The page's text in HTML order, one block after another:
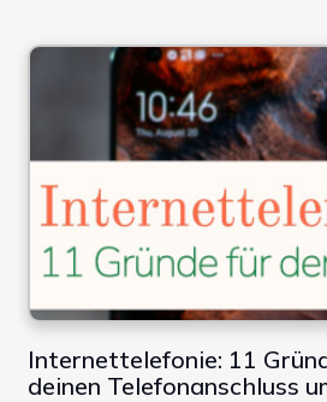
Internettelefonie: 11
deinen Telefonanschluss